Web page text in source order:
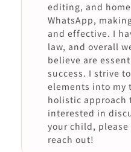
editing, and
WhatsApp,
and effective. I
law, and overall
believe are
success. I strive
elements into my
holistic
interested in
your child,
reach out!